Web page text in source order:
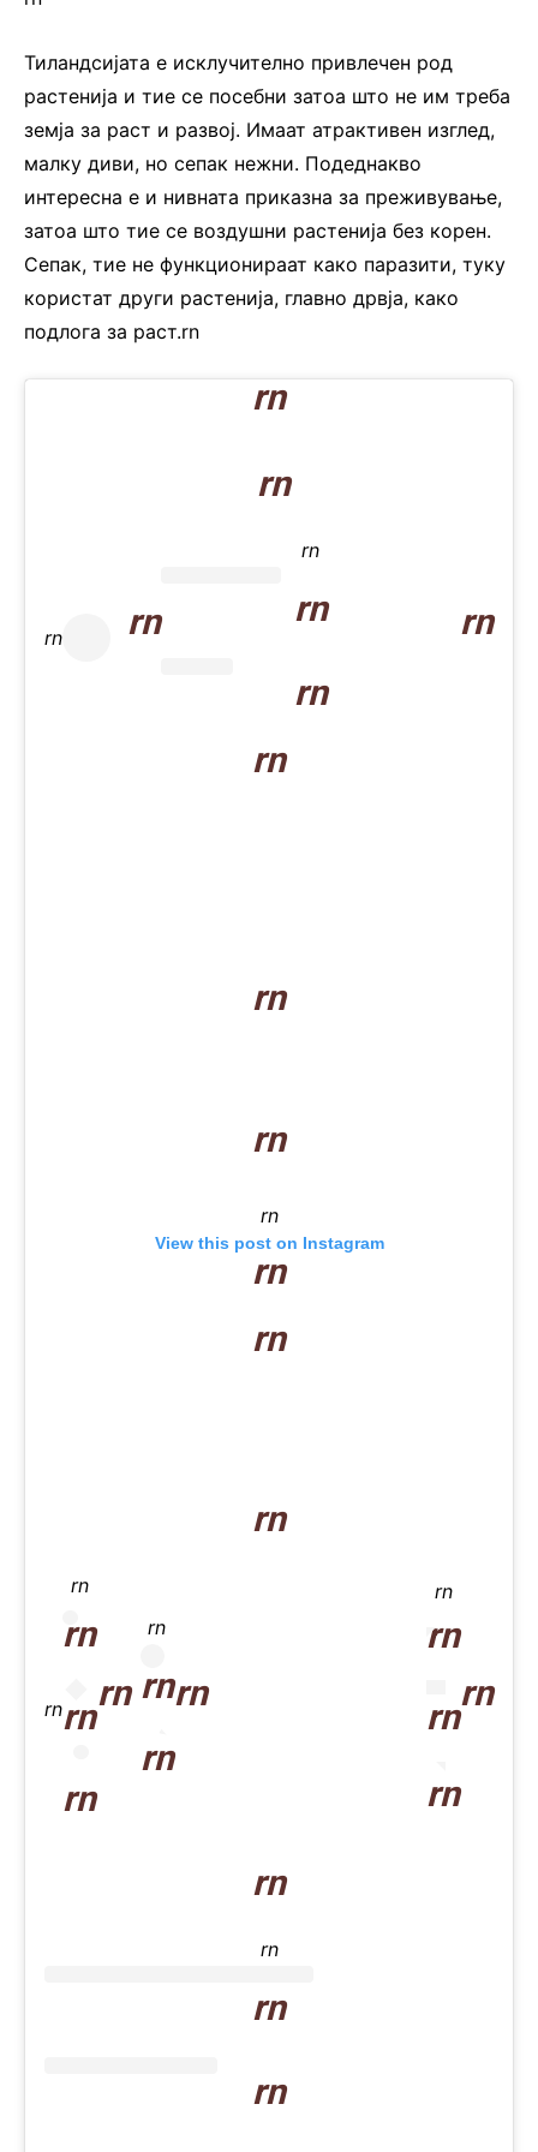
Тиландсијата е исклучително привлечен род
растенија и тие се посебни затоа што не им треба
земја за раст и развој. Имаат атрактивен изглед,
малку диви, но сепак нежни. Подеднакво
интересна е и нивната приказна за преживување,
затоа што тие се воздушни растенија без корен.
Сепак, тие не функционираат како паразити, туку
користат други растенија, главно дрвја, како
подлога за раст.rn
rn
rn
rn rn
rn
rn
rn
rn
rn
rn
rn
rn
View this post on Instagram
rn
rn
rn
rn
rn
rn
rn
rn
rn
rn
rn
rn
rn
rn
rn
rn
rn
rn
rn
rn
rn
rn